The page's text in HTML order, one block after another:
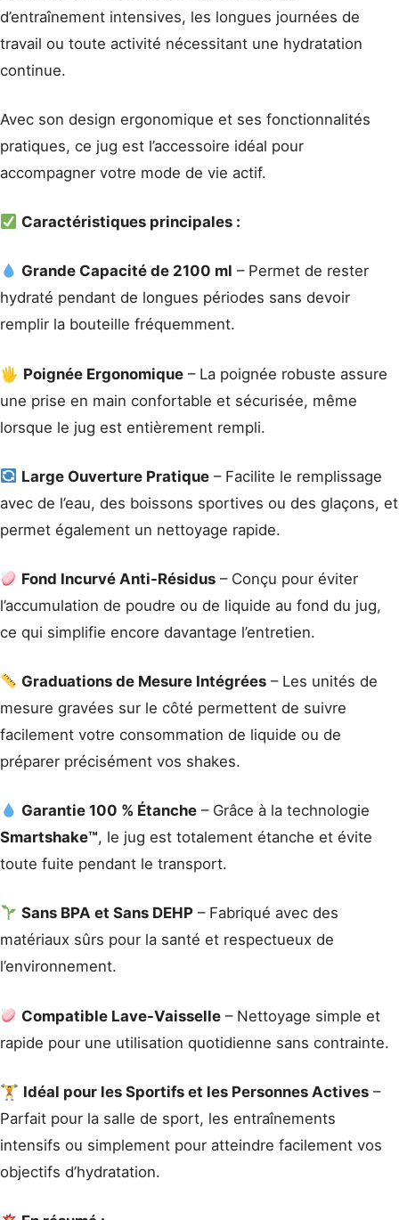
d’entraînement intensives, les longues journées de
travail ou toute activité nécessitant une hydratation
continue.
Avec son design ergonomique et ses fonctionnalités
pratiques, ce jug est l’accessoire idéal pour
accompagner votre mode de vie actif.
Caractéristiques principales :
Grande Capacité de 2100 ml – Permet de rester
hydraté pendant de longues périodes sans devoir
remplir la bouteille fréquemment.
🖐️ Poignée Ergonomique – La poignée robuste assure
une prise en main confortable et sécurisée, même
lorsque le jug est entièrement rempli.
Large Ouverture Pratique – Facilite le remplissage
avec de l’eau, des boissons sportives ou des glaçons, et
permet également un nettoyage rapide.
Fond Incurvé Anti-Résidus – Conçu pour éviter
l’accumulation de poudre ou de liquide au fond du jug,
ce qui simplifie encore davantage l’entretien.
Graduations de Mesure Intégrées – Les unités de
mesure gravées sur le côté permettent de suivre
facilement votre consommation de liquide ou de
préparer précisément vos shakes.
Garantie 100 % Étanche – Grâce à la technologie
Smartshake™, le jug est totalement étanche et évite
toute fuite pendant le transport.
Sans BPA et Sans DEHP – Fabriqué avec des
matériaux sûrs pour la santé et respectueux de
l’environnement.
Compatible Lave-Vaisselle – Nettoyage simple et
rapide pour une utilisation quotidienne sans contrainte.
🏋️ Idéal pour les Sportifs et les Personnes Actives –
Parfait pour la salle de sport, les entraînements
intensifs ou simplement pour atteindre facilement vos
objectifs d’hydratation.